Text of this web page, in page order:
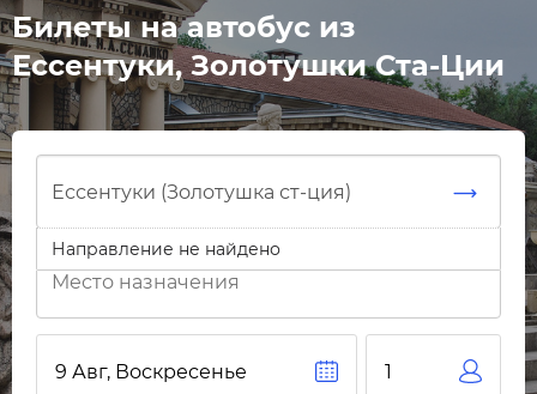
Направление не найдено
Билеты на автобус из
Ессентуки, Золотушки Ста-Ции